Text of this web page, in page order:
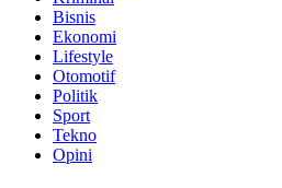
Bisnis
Ekonomi
Lifestyle
Otomotif
Politik
Sport
Tekno
Opini